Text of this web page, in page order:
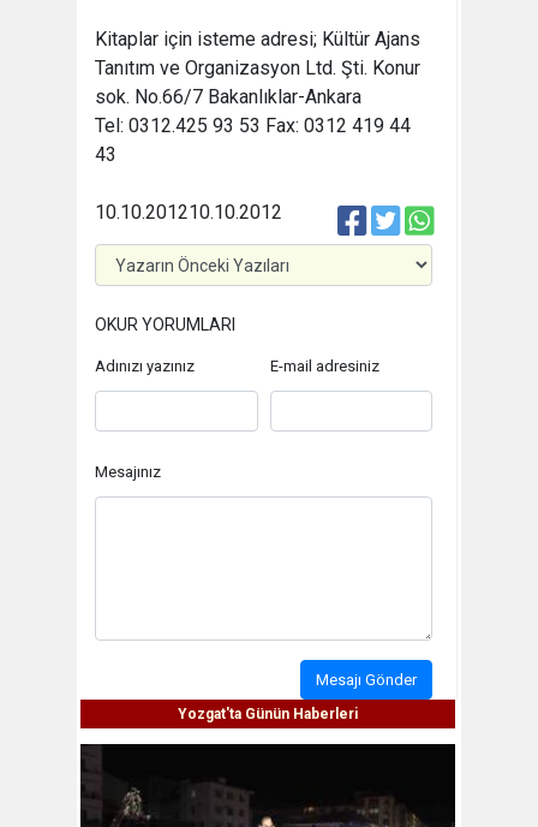
Kitaplar için isteme adresi; Kültür Ajans
Tanıtım ve Organizasyon Ltd. Şti. Konur
sok. No.66/7 Bakanlıklar-Ankara
Tel: 0312.425 93 53 Fax: 0312 419 44
43
10.10.2012
10.10.2012
OKUR YORUMLARI
Adınızı yazınız E-mail adresiniz
Mesajınız
Mesajı Gönder
Yozgat'ta Günün Haberleri